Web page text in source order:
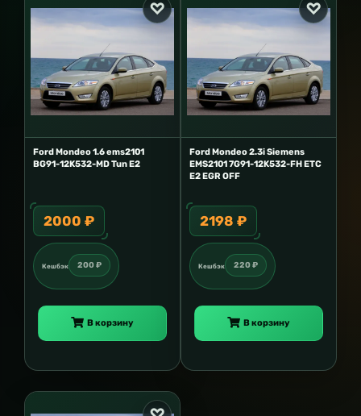
Ford Mondeo 1.6 ems2101
BG91-12K532-MD Tun E2
2000 ₽
Кешбэк 200 ₽
В корзину
Ford Mondeo 2.3i Siemens
EMS2101 7G91-12K532-FH ETC
E2 EGR OFF
2198 ₽
Кешбэк 220 ₽
В корзину